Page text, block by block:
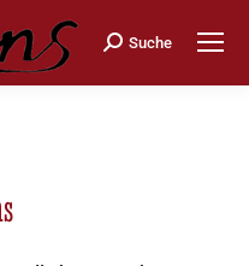
Search:
Suche